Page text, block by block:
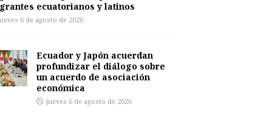
ecuatorianos y latinos
6 de agosto de 2026
Ecuador y Japón acuerdan
profundizar el diálogo sobre
un acuerdo de asociación
económica
jueves 6 de agosto de 2026